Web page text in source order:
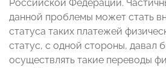
Российской Федерации.
данной проблемы может стать
статуса таких платежей
статус, с одной стороны, давал
осуществлять такие переводы